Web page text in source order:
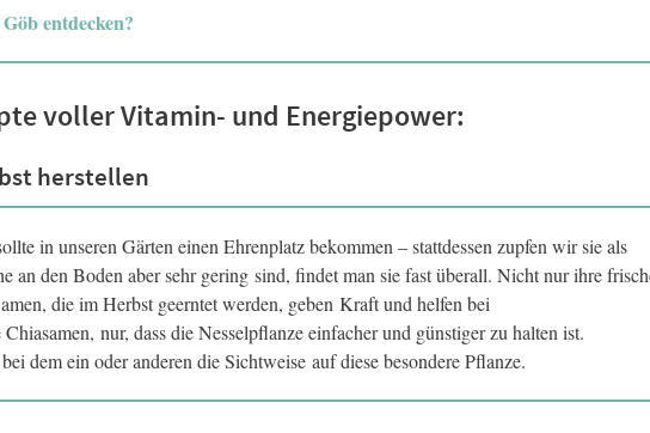
entdecken?
voller Vitamin- und Energiepower:
herstellen
in unseren Gärten einen Ehrenplatz bekommen – stattdessen zupfen wir sie als
an den Boden aber sehr gering sind, findet man sie fast überall. Nicht nur ihre
die im Herbst geerntet werden, geben Kraft und helfen bei
nur, dass die Nesselpflanze einfacher und günstiger zu halten ist.
dem ein oder anderen die Sichtweise auf diese besondere Pflanze.